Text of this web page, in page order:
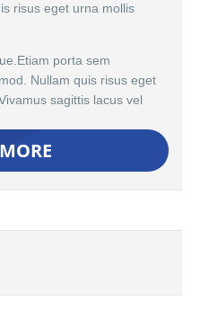
risus eget urna mollis
porta sem
Nullam quis risus eget
sagittis lacus vel